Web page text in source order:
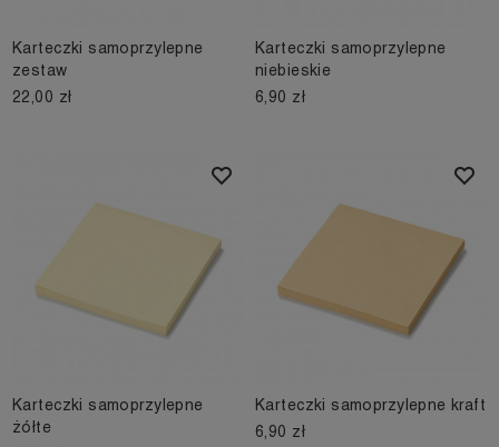
Karteczki samoprzylepne
zestaw
22,00 zł
Karteczki samoprzylepne
niebieskie
6,90 zł
Karteczki samoprzylepne
żółte
Karteczki samoprzylepne kraft
6,90 zł